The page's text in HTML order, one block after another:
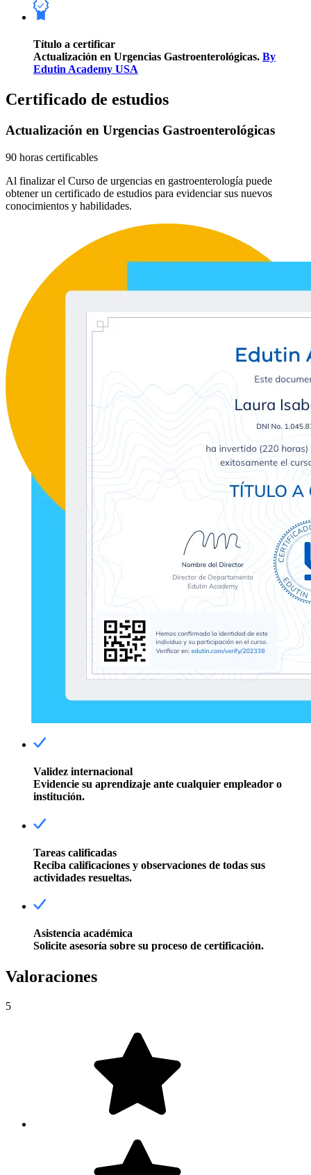
Título a certificar
Actualización en Urgencias Gastroenterológicas. By
Edutin Academy USA
Certificado de estudios
Actualización en Urgencias Gastroenterológicas
90 horas certificables
Al finalizar el Curso de urgencias en gastroenterología puede
obtener un certificado de estudios para evidenciar sus nuevos
conocimientos y habilidades.
Validez internacional
Evidencie su aprendizaje ante cualquier empleador o
institución.
Tareas calificadas
Reciba calificaciones y observaciones de todas sus
actividades resueltas.
Asistencia académica
Solicite asesoría sobre su proceso de certificación.
Valoraciones
5